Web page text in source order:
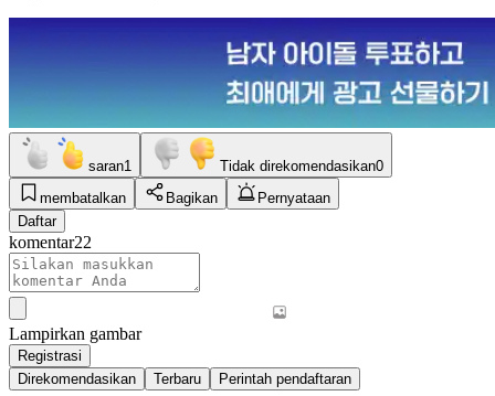
saran1 Tidak direkomendasikan0
membatalkan
Bagikan
Pernyataan
Daftar
komentar22
Lampirkan gambar
Registrasi
Direkomendasikan
Terbaru Perintah pendaftaran